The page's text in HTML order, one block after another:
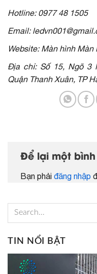
Hotline: 0977 48 1505
Email:
Website: Màn hình
Địa chỉ: Số 15, Ngõ 3
Quận Thanh Xuân, TP
Để lại một bình
Bạn phải đăng nhập
TIN NỔI BẬT